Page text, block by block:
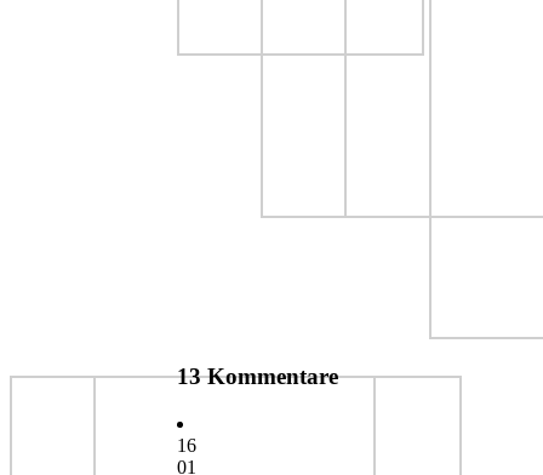
13 Kommentare
16
01